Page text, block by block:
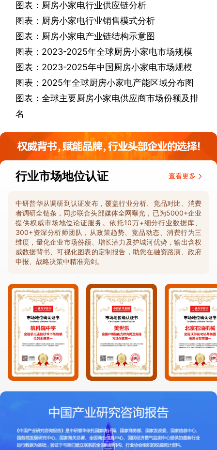
图表：厨房小家电行业供应链分析
图表：厨房小家电行业销售模式分析
图表：厨房小家电产业链结构示意图
图表： 2023-2025年全球厨房小家电市场规模
图表： 2023-2025年中国厨房小家电市场规模
图表： 2025年全球厨房小家电产能区域分布图
图表：全球主要厨房小家电供应商市场份额及排
名
行业市场地位认证 查看更多
中研普华从调研到认证发布，覆盖行业分析、竞品对比、消费
者调研全链条，同步联合头部媒体全网曝光，已为5000+企业
提供权威市场地位论证服务。依托10万+细分行业数据库、
300+资深分析师团队，从政策趋势、竞品动态、消费行为三
维度，量化企业市场份额、增长潜力及护城河优势，输出含权
威数据背书、可视化图表的定制报告，助您在融资路演、政府
申报、战略决策中精准亮剑。